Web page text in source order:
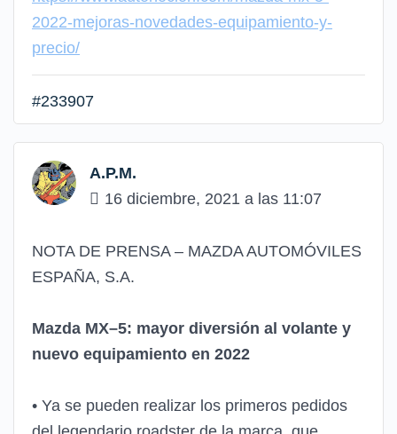
2022-mejoras-novedades-equipamiento-y-
precio/
#233907
A.P.M.
16 diciembre, 2021 a las 11:07
NOTA DE PRENSA – MAZDA AUTOMÓVILES
ESPAÑA, S.A.
Mazda MX–5: mayor diversión al volante y
nuevo equipamiento en 2022
• Ya se pueden realizar los primeros pedidos